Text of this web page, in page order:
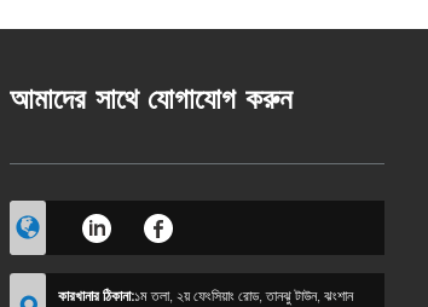
আমাদের সাথে যোগাযোগ করুন
কারখানার ঠিকানা:১ম তলা, ২য় ফেংসিয়াং রোড, তানঝু টাউন, ঝংশান